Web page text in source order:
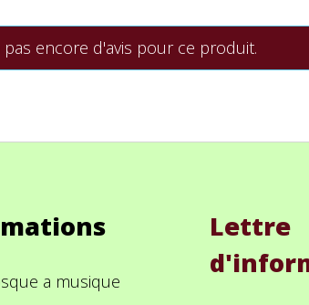
pas encore d'avis pour ce produit.
a musique
Lettre